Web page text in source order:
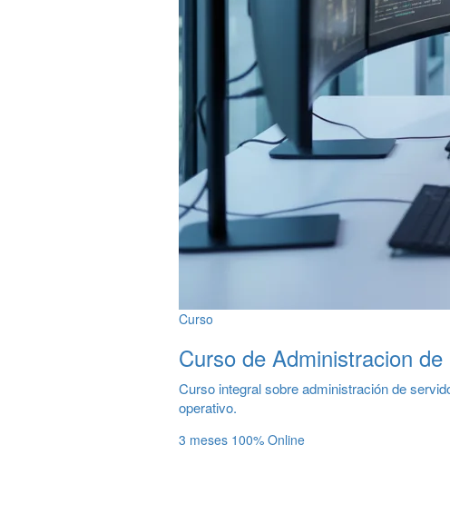
Curso
Curso de Administracion
Curso integral sobre administración de
operativo.
3 meses 100% Online